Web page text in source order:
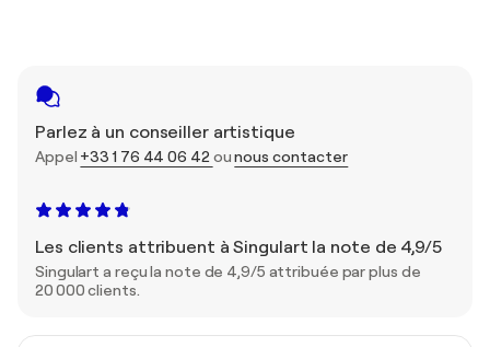
Parlez à un conseiller artistique
Appel +33 1 76 44 06 42ounous contacter
Les clients attribuent à Singulart la note de 4,9/5
Singulart a reçu la note de 4,9/5 attribuée par plus de
20 000 clients.